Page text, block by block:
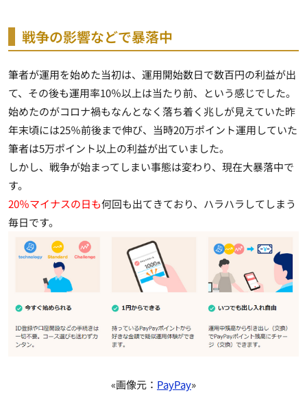
戦争の影響などで暴落中
筆者が運用を始めた当初は、運用開始数日で数百円の利益が出
て、その後も運用率10％以上は当たり前、という感じでした。
始めたのがコロナ禍もなんとなく落ち着く兆しが見えていた昨
年末頃には25％前後まで伸び、当時20万ポイント運用していた
筆者は5万ポイント以上の利益が出ていました。
しかし、戦争が始まってしまい事態は変わり、現在大暴落中で
す。
20％マイナスの日も何回も出てきており、ハラハラしてしまう
毎日です。
«画像元： PayPay»